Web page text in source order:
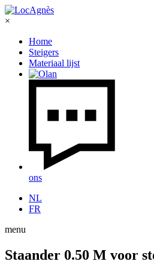
×
Home
Steigers
Materiaal lijst
ons
NL
FR
menu
Staander 0.50 M voor